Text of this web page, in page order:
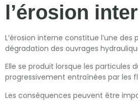
l’érosion
L’érosion interne constitue l’une des
dégradation des ouvrages
Elle se produit lorsque les particules
progressivement entraînées par les
Les conséquences peuvent être